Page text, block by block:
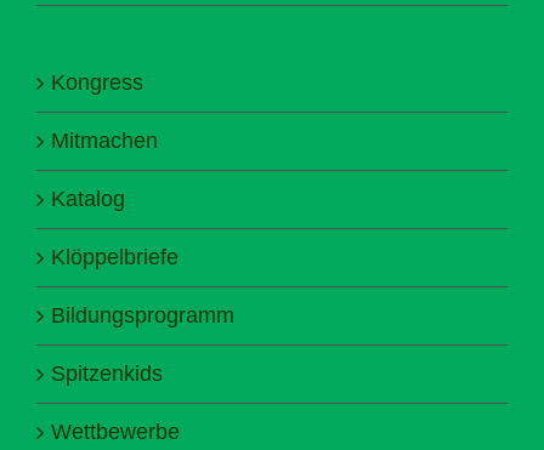
Kongress
Mitmachen
Katalog
Klöppelbriefe
Bildungsprogramm
Spitzenkids
Wettbewerbe